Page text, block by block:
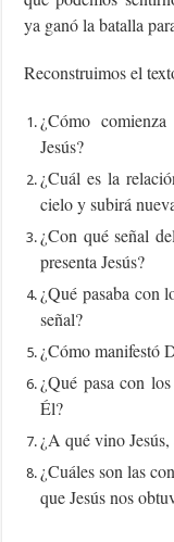
ya ganó la batalla
Reconstruimos el
¿Cómo
Jesús?
¿Cuál es la
cielo y subirá
¿Con qué señal
presenta Jesús?
¿Qué pasaba con
señal?
¿Cómo manifestó
¿Qué pasa con
Él?
¿A qué vino
¿Cuáles son las
que Jesús nos